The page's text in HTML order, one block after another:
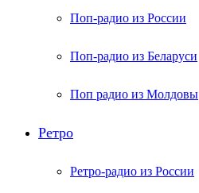
Поп-радио из России
Поп-радио из Беларуси
Поп радио из Молдовы
Ретро
Ретро-радио из России